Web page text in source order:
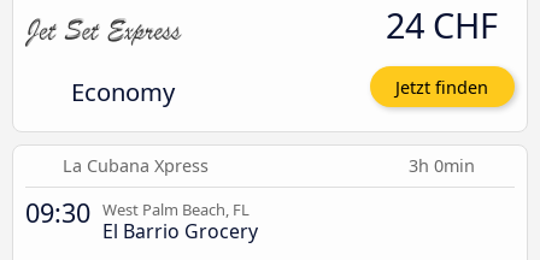
Economy
24 CHF
Jetzt finden
La Cubana Xpress 3h 0min
09:30 West Palm Beach, FL
El Barrio Grocery